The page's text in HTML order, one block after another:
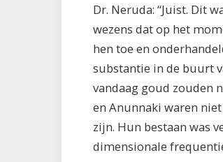
Dr. Neruda: “Juist. Dit
wezens dat op het
hen toe en
substantie in de buurt
vandaag goud zouden
en Anunnaki waren
zijn. Hun bestaan was
dimensionale